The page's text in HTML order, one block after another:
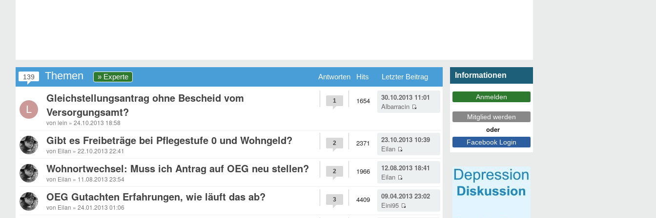
139 Themen » Experte Hits
Antworten Letzter Beitrag
L
Gleichstellungsantrag ohne Bescheid vom
Versorgungsamt?
von lein » 24.10.2013 18:58
30.10.2013 11:01
Albarracin
1654
1
Gibt es Freibeträge bei Pflegestufe 0 und Wohngeld?
von Eilan » 22.10.2013 22:41
23.10.2013 10:39
Eilan
2371
2
Wohnortwechsel: Muss ich Antrag auf OEG neu stellen?
von Eilan » 11.08.2013 23:54
12.08.2013 18:41
Eilan
1966
2
OEG Gutachten Erfahrungen, wie läuft das ab?
von Eilan » 24.01.2013 01:06
09.04.2013 23:02
Eini95
4409
3
Informationen